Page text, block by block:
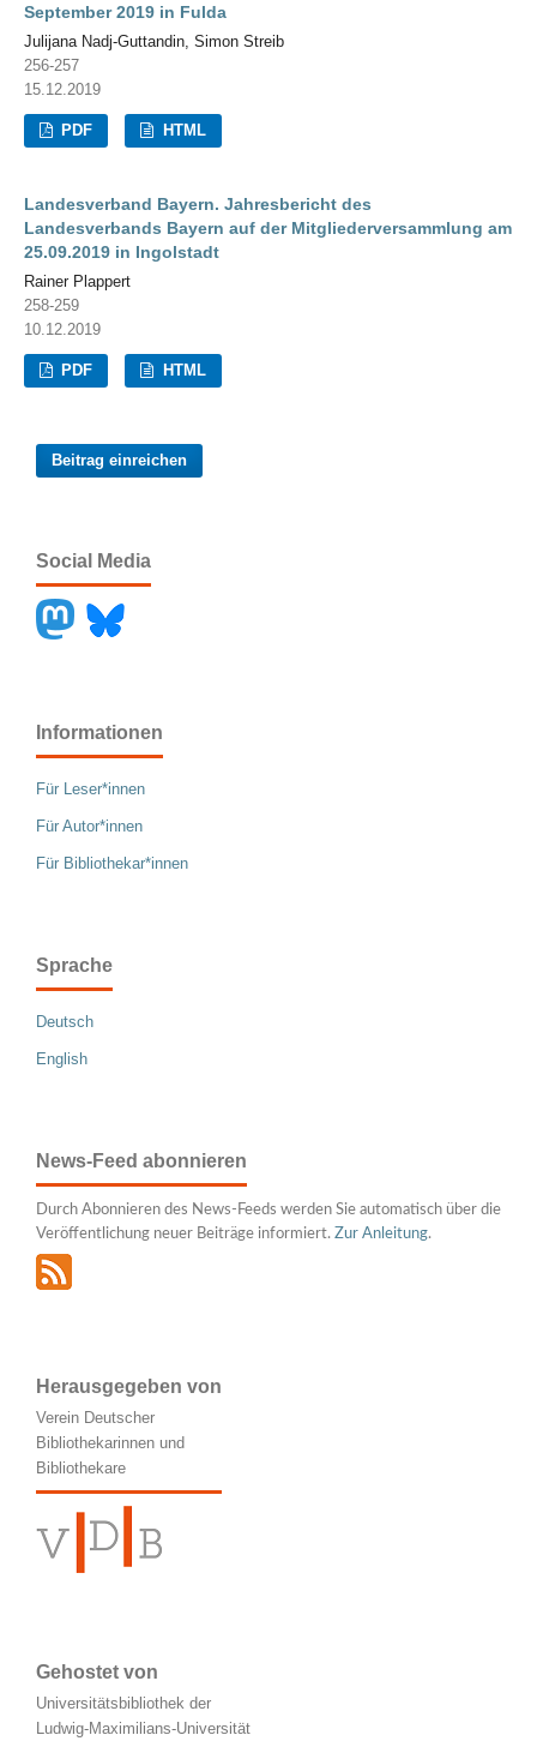
September 2019 in Fulda
Julijana Nadj-Guttandin, Simon Streib
256-257
15.12.2019
PDF HTML
Landesverband Bayern. Jahresbericht des
Landesverbands Bayern auf der Mitgliederversammlung am
25.09.2019 in Ingolstadt
Rainer Plappert
258-259
10.12.2019
PDF HTML
Beitrag einreichen
Social Media
Informationen
Für Leser*innen
Für Autor*innen
Für Bibliothekar*innen
Sprache
Deutsch
English
News-Feed abonnieren
Durch Abonnieren des News-Feeds werden Sie automatisch über die
Veröffentlichung neuer Beiträge informiert. Zur Anleitung.
Herausgegeben von
Verein Deutscher
Bibliothekarinnen und
Bibliothekare
Gehostet von
Universitätsbibliothek der
Ludwig-Maximilians-Universität